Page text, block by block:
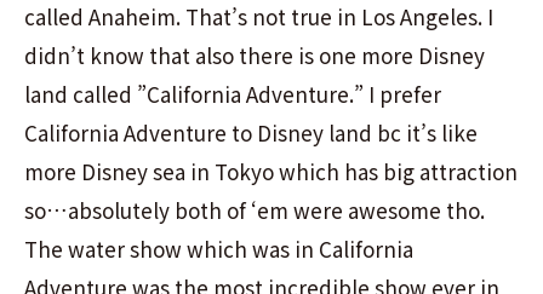
called Anaheim. That’s not true in Los Angeles. I
didn’t know that also there is one more Disney
land called ”California Adventure.” I prefer
California Adventure to Disney land bc it’s like
more Disney sea in Tokyo which has big attraction
so…absolutely both of ‘em were awesome tho.
The water show which was in California
Adventure was the most incredible show ever in